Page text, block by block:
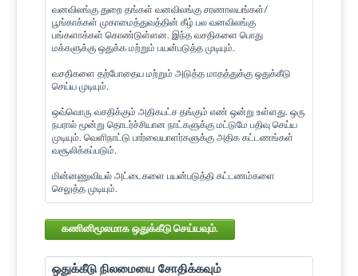
வனவிலங்கு துறை தங்கள் வனவிலங்கு சரணாலயங்கள்/
பூங்காக்கள் முகாமைத்துவத்தின் கீழ் பல வனவிலங்கு
பங்களாக்கள் கொண்டுள்ளன. இந்த வசதிகளை பொது
மக்களுக்கு ஒதுக்க மற்றும் பயன்படுத்த முடியும்.
வசதிகளை தற்போதைய மற்றும் அடுத்த மாதத்துக்கு ஒதுக்கீடு
செய்ய முடியும்.
ஒவ்வொரு வசதிக்கும் அதிகபட்ச தங்கும் எண் ஒன்று உள்ளது. ஒரு
நபரால் மூன்று தொடர்ச்சியான நாட்களுக்கு மட்டுமே பதிவு செய்ய
முடியும். வெளிநாட்டு பார்வையாளர்களுக்கு அதிக கட்டணங்கள்
வசூலிக்கப்படும்.
மின்னணுவியல் அட்டைகளை பயன்படுத்தி கட்டணம்களை
செலுத்த முடியும்.
கணினிமூலமாக ஒதுக்கீடு செய்யவும்.
ஒதுக்கீடு நிலமையை சோதிக்கவும்